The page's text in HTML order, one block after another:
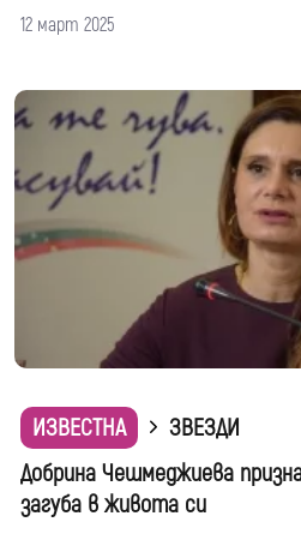
12 март 2025
ИЗВЕСТНА
ЗВЕЗДИ
Добрина Чешмеджиева
загуба в живота си